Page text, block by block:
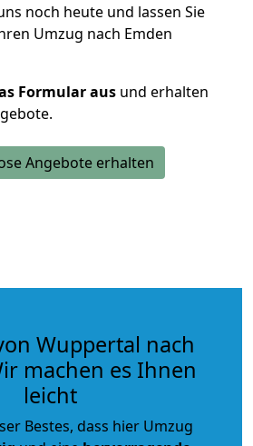
noch heute und lassen Sie
Umzug nach Emden
Formular aus und erhalten
Angebote erhalten
Wuppertal nach
machen es Ihnen
leicht
Bestes, dass hier Umzug